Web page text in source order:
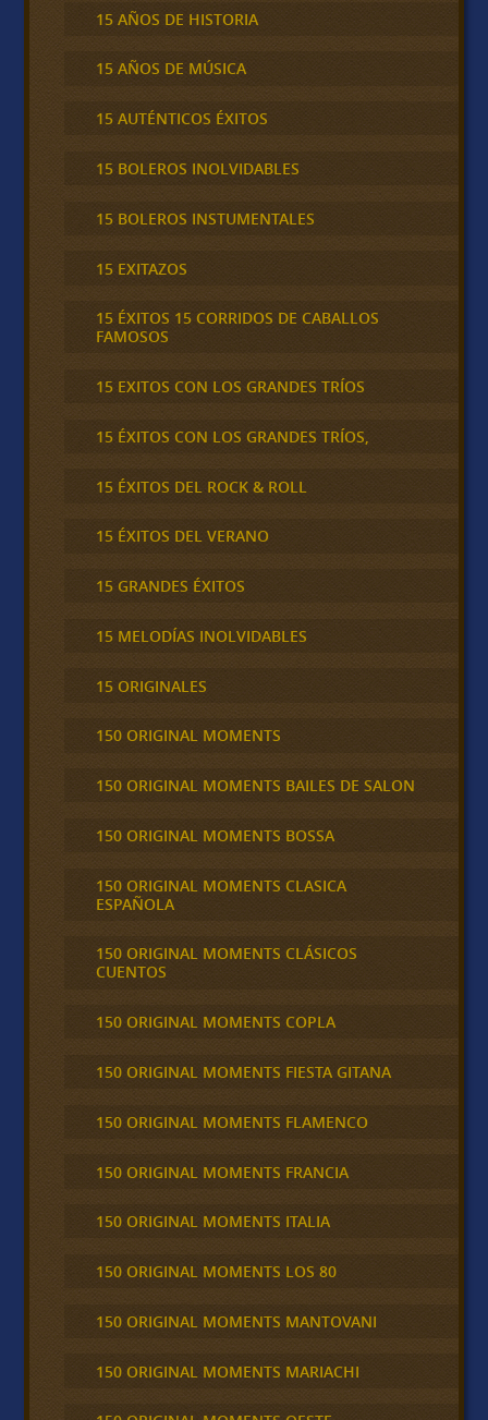
15 AÑOS DE HISTORIA
15 AÑOS DE MÚSICA
15 AUTÉNTICOS ÉXITOS
15 BOLEROS INOLVIDABLES
15 BOLEROS INSTUMENTALES
15 EXITAZOS
15 ÉXITOS 15 CORRIDOS DE CABALLOS
FAMOSOS
15 EXITOS CON LOS GRANDES TRÍOS
15 ÉXITOS CON LOS GRANDES TRÍOS,
15 ÉXITOS DEL ROCK & ROLL
15 ÉXITOS DEL VERANO
15 GRANDES ÉXITOS
15 MELODÍAS INOLVIDABLES
15 ORIGINALES
150 ORIGINAL MOMENTS
150 ORIGINAL MOMENTS BAILES DE SALON
150 ORIGINAL MOMENTS BOSSA
150 ORIGINAL MOMENTS CLASICA
ESPAÑOLA
150 ORIGINAL MOMENTS CLÁSICOS
CUENTOS
150 ORIGINAL MOMENTS COPLA
150 ORIGINAL MOMENTS FIESTA GITANA
150 ORIGINAL MOMENTS FLAMENCO
150 ORIGINAL MOMENTS FRANCIA
150 ORIGINAL MOMENTS ITALIA
150 ORIGINAL MOMENTS LOS 80
150 ORIGINAL MOMENTS MANTOVANI
150 ORIGINAL MOMENTS MARIACHI